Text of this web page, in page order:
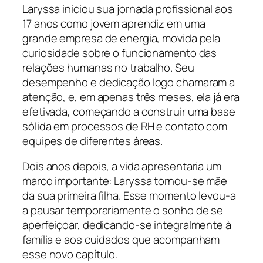
Laryssa iniciou sua jornada profissional aos
17 anos como jovem aprendiz em uma
grande empresa de energia, movida pela
curiosidade sobre o funcionamento das
relações humanas no trabalho. Seu
desempenho e dedicação logo chamaram a
atenção, e, em apenas três meses, ela já era
efetivada, começando a construir uma base
sólida em processos de RH e contato com
equipes de diferentes áreas.
Dois anos depois, a vida apresentaria um
marco importante: Laryssa tornou-se mãe
da sua primeira filha. Esse momento levou-a
a pausar temporariamente o sonho de se
aperfeiçoar, dedicando-se integralmente à
família e aos cuidados que acompanham
esse novo capítulo.